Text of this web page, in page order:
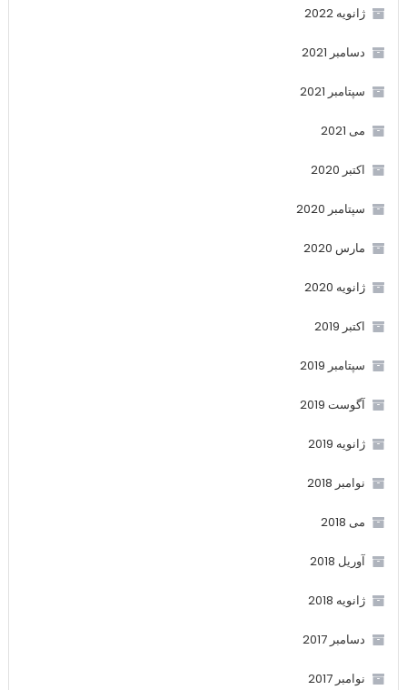
ژانویه 2022
دسامبر 2021
سپتامبر 2021
می 2021
اکتبر 2020
سپتامبر 2020
مارس 2020
ژانویه 2020
اکتبر 2019
سپتامبر 2019
آگوست 2019
ژانویه 2019
نوامبر 2018
می 2018
آوریل 2018
ژانویه 2018
دسامبر 2017
نوامبر 2017